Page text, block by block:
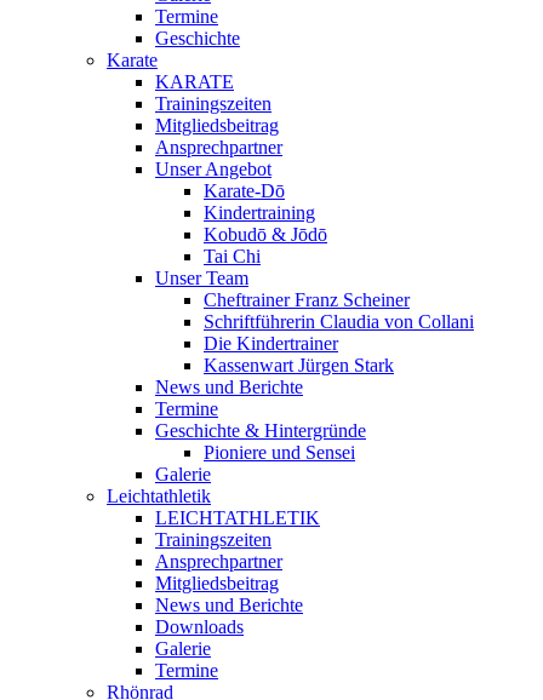
Termine
Geschichte
Karate
KARATE
Trainingszeiten
Mitgliedsbeitrag
Ansprechpartner
Unser Angebot
Karate-Dō
Kindertraining
Kobudō & Jōdō
Tai Chi
Unser Team
Cheftrainer Franz Scheiner
Schriftführerin Claudia von Collani
Die Kindertrainer
Kassenwart Jürgen Stark
News und Berichte
Termine
Geschichte & Hintergründe
Pioniere und Sensei
Galerie
Leichtathletik
LEICHTATHLETIK
Trainingszeiten
Ansprechpartner
Mitgliedsbeitrag
News und Berichte
Downloads
Galerie
Termine
Rhönrad